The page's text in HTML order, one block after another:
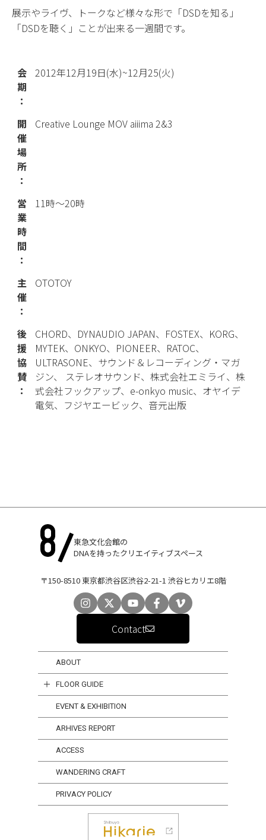
展示やライヴ、トークなど様々な形で「DSDを知る」
「DSDを聴く」ことが出来る一週間です。
会
期
：
2012年12月19日(水)~12月25(火)
開
催
場
所
：
Creative Lounge MOV aiiima 2&3
営
業
時
間
：
11時〜20時
主
催
：
OTOTOY
後
援
協
賛
：
CHORD、DYNAUDIO JAPAN、FOSTEX、KORG、
MYTEK、ONKYO、PIONEER、RATOC、
ULTRASONE、サウンド＆レコーディング・マガ
ジン、 ステレオサウンド、株式会社エミライ、株
式会社フックアップ、e-onkyo music、オヤイデ
電気、フジヤエービック、音元出版
東急文化会館の
DNAを持ったクリエイティブスペース
〒150-8510 東京都渋谷区渋谷2-21-1 渋谷ヒカリエ8階
Contact
ABOUT
FLOOR GUIDE
EVENT & EXHIBITION
ARHIVES REPORT
ACCESS
WANDERING CRAFT
PRIVACY POLICY